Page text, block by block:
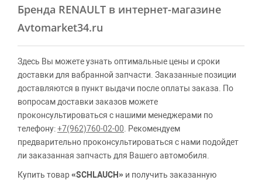
Бренда RENAULT в интернет-магазине
Avtomarket34.ru
Здесь Вы можете узнать оптимальные цены и сроки
доставки для вабранной запчасти. Заказанные позиции
доставляются в пункт выдачи после оплаты заказа. По
вопросам доставки заказов можете
проконсультироваться с нашими менеджерами по
телефону:+7(962)760-02-00 . Рекомендуем
предварительно проконсультироваться с нами подойдет
ли заказанная запчасть для Вашего автомобиля.
Купить товар«SCHLAUCH» и получить заказанную